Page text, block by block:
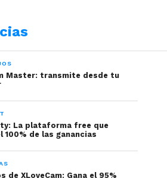
generaciones de Galaxy S.
Master: transmite desde tu
La plataforma free que
100% de las ganancias
de XLoveCam: Gana el 95%